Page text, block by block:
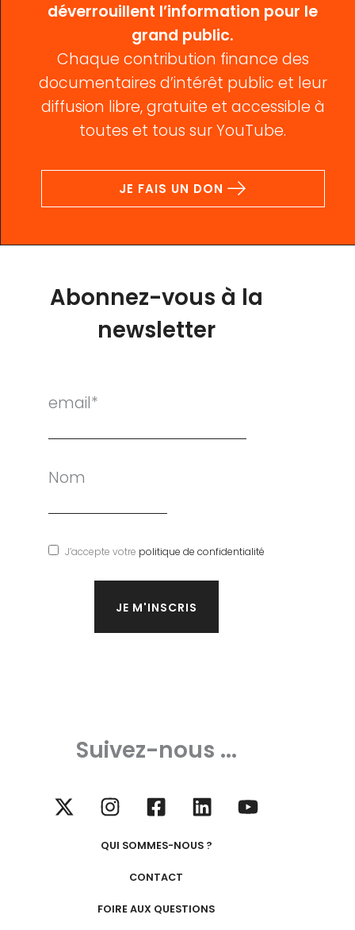
déverrouillent l’information pour le
grand public.
Chaque contribution finance des
documentaires d’intérêt public et leur
diffusion libre, gratuite et accessible à
toutes et tous sur YouTube.
JE FAIS UN DON
Abonnez-vous à la
newsletter
email*
Nom
J’accepte votre politique de confidentialité
Suivez-nous ...
QUI SOMMES-NOUS ?
CONTACT
FOIRE AUX QUESTIONS